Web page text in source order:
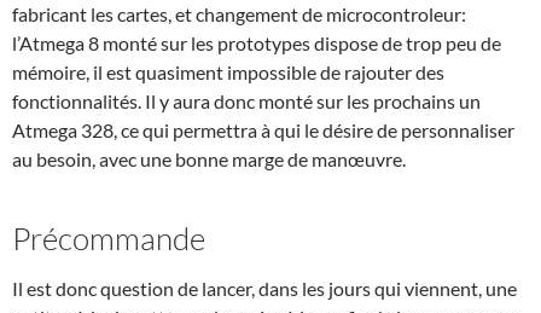
fabricant les cartes, et changement de microcontroleur:
l’Atmega 8 monté sur les prototypes dispose de trop peu de
mémoire, il est quasiment impossible de rajouter des
fonctionnalités. Il y aura donc monté sur les prochains un
Atmega 328, ce qui permettra à qui le désire de personnaliser
au besoin, avec une bonne marge de manœuvre.
Précommande
Il est donc question de lancer, dans les jours qui viennent, une